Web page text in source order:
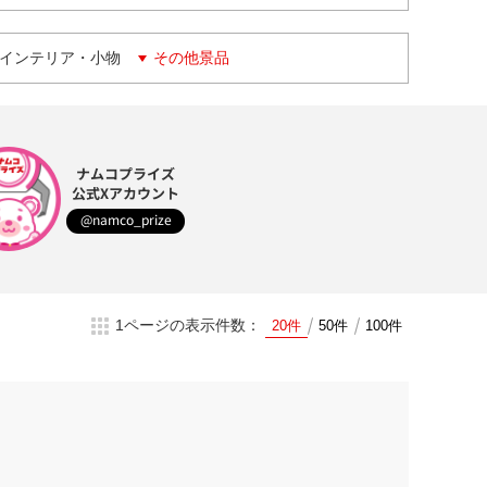
ンテリア・小物 その他景品
ナムコプライズ
公式Xアカウント
@namco_prize
1ページの表示件数： 20件 50件 100件